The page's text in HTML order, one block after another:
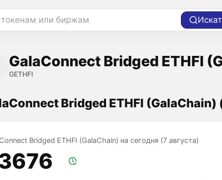
или биржам
GalaConnect Bridged ETHFI
GETHFI
Bridged ETHFI (GalaChain)
Bridged ETHFI (GalaChain) на сегодня (7 августа)